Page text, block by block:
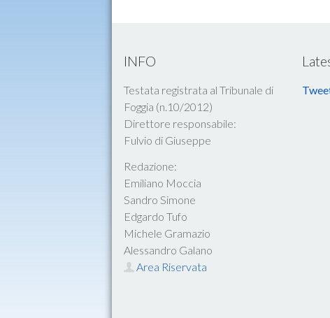
INFO
Testata registrata al Tribunale di
Foggia (n.10/2012)
Direttore responsabile:
Fulvio di Giuseppe
Redazione:
Emiliano Moccia
Sandro Simone
Edgardo Tufo
Michele Gramazio
Alessandro Galano
Area Riservata